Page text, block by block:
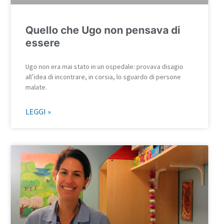
Quello che Ugo non pensava di
essere
Ugo non era mai stato in un ospedale: provava disagio
all’idea di incontrare, in corsia, lo sguardo di persone
malate.
LEGGI »